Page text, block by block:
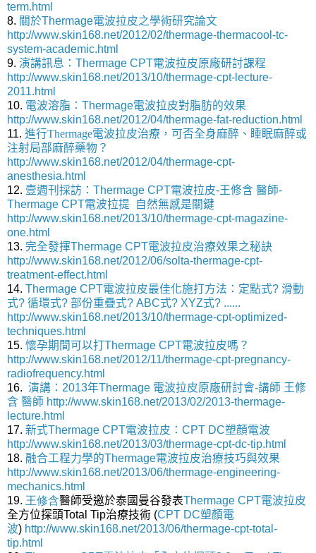
term.html
8. 關於Thermage電波拉皮之學術研究論文
http://www.skin168.net/2012/02/thermage-thermacool-tc-
system-academic.html
9. 演講訊息：Thermage CPT電波拉皮原廠研討課程
http://www.skin168.net/2013/10/thermage-cpt-lecture-
2011.html
10. 電波溶脂 ：Thermage電波拉皮對脂肪的效果
http://www.skin168.net/2012/04/thermage-fat-reduction.html
11. 進行Thermage電波拉皮治療，可否全身麻醉、睡眠麻醉或
注射局部麻醉藥物？
http://www.skin168.net/2012/04/thermage-cpt-
anesthesia.html
12. 壹週刊採訪：Thermage CPT電波拉皮-王修含 醫師-
Thermage CPT電波拉提 自然無感是關鍵
http://www.skin168.net/2013/10/thermage-cpt-magazine-
one.html
13. 完全發揮Thermage CPT電波拉皮治療效果之秘訣
http://www.skin168.net/2012/06/solta-thermage-cpt-
treatment-effect.html
14. Thermage CPT電波拉皮最佳化施打方法：定點式? 滑動
式? 循環式? 部份重疊式? ABC式? XYZ式? ......
http://www.skin168.net/2013/10/thermage-cpt-optimized-
techniques.html
15. 懷孕期間可以打Thermage CPT電波拉皮嗎？
http://www.skin168.net/2012/11/thermage-cpt-pregnancy-
radiofrequency.html
16. 演講：2013年Thermage 電波拉皮原廠研討會-講師 王修
含 醫師 http://www.skin168.net/2013/02/2013-thermage-
lecture.html
17. 新式Thermage CPT電波拉皮： CPT DC塑顏電波
http://www.skin168.net/2013/03/thermage-cpt-dc-tip.html
18. 融合工程力學的Thermage電波拉皮治療技巧與效果
http://www.skin168.net/2013/06/thermage-engineering-
mechanics.html
19. 王修含醫師受邀於泰國曼谷發表Thermage CPT電波拉皮
全方位探頭Total Tip治療技術 (CPT DC塑顏電
波) http://www.skin168.net/2013/06/thermage-cpt-total-
tip.html